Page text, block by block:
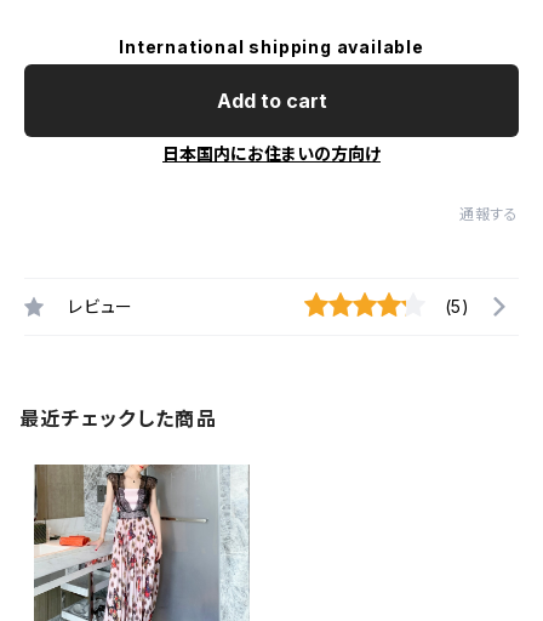
International shipping available
Add to cart
日本国内にお住まいの方向け
通報する
レビュー (5)
最近チェックした商品